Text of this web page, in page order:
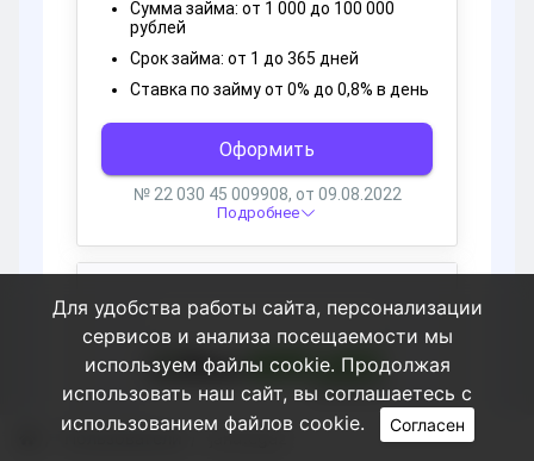
Пользователи janategaz
Для удобства работы сайта, персонализации
сервисов и анализа посещаемости мы
используем файлы cookie. Продолжая
использовать наш сайт, вы соглашаетесь с
использованием файлов cookie.
Согласен